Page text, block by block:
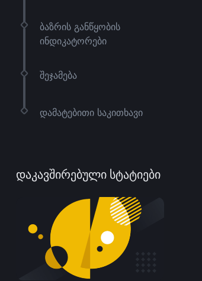
ბაზრის განწყობის
ინდიკატორები
შეჯამება
დამატებითი საკითხავი
დაკავშირებული სტატიები